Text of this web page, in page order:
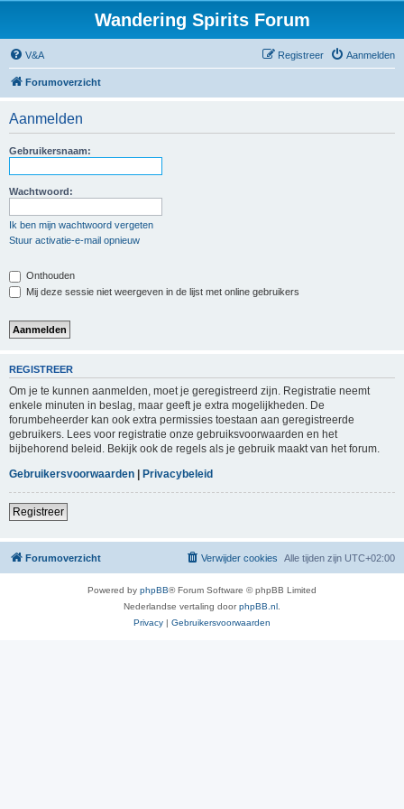
Wandering Spirits Forum
V&A Aanmelden
Registreer
Forumoverzicht
Aanmelden
Gebruikersnaam:
Wachtwoord:
Ik ben mijn wachtwoord vergeten
Stuur activatie-e-mail opnieuw
Onthouden
Mij deze sessie niet weergeven in de lijst met online gebruikers
REGISTREER
Om je te kunnen aanmelden, moet je geregistreerd zijn. Registratie neemt
enkele minuten in beslag, maar geeft je extra mogelijkheden. De
forumbeheerder kan ook extra permissies toestaan aan geregistreerde
gebruikers. Lees voor registratie onze gebruiksvoorwaarden en het
bijbehorend beleid. Bekijk ook de regels als je gebruik maakt van het forum.
Gebruikersvoorwaarden | Privacybeleid
Registreer
Forumoverzicht Alle tijden zijn UTC+02:00
Verwijder cookies
Powered by phpBB® Forum Software © phpBB Limited
Nederlandse vertaling doorphpBB.nl
Privacy | Gebruikersvoorwaarden